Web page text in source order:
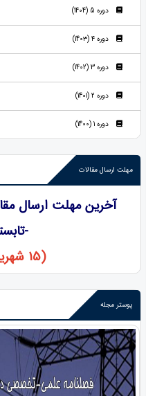
دوره 5 (1404)
دوره ۴ (140۳)
دوره 3 (1402)
دوره 2 (1401)
دوره 1 (1400)
مهلت ارسال مقالات
-
(15 شهریور ماه 1405)
پوستر مجله